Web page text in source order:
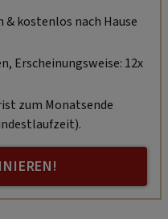
kostenlos nach Hause
Erscheinungsweise: 12x
zum Monatsende